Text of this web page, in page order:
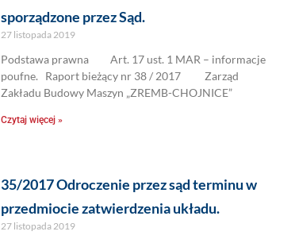
sporządzone przez Sąd.
27 listopada 2019
Podstawa prawna Art. 17 ust. 1 MAR – informacje
poufne. Raport bieżący nr 38 / 2017 Zarząd
Zakładu Budowy Maszyn „ZREMB-CHOJNICE”
Czytaj więcej »
35/2017 Odroczenie przez sąd terminu w
przedmiocie zatwierdzenia układu.
27 listopada 2019